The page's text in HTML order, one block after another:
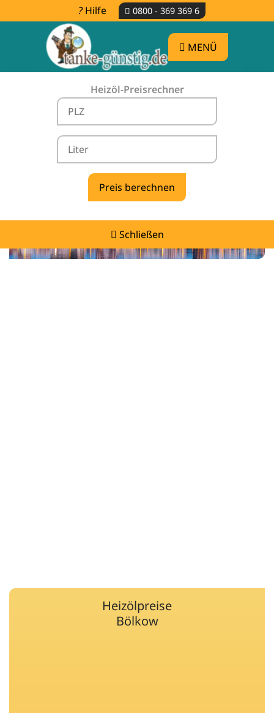
Hilfe 0800 - 369 369 6
MENÜ
Heizöl-Preisrechner
Schließen
Heizölpreise Bölkow -
vergleichen & günstig tanken
Heizölpreise
Bölkow